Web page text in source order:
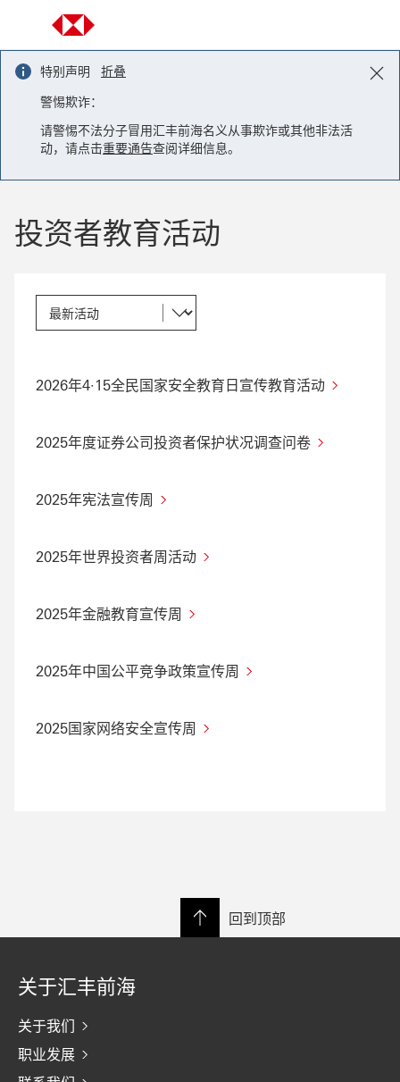
特别声明 折叠
警惕欺诈：
请警惕不法分子冒用汇丰前海名义从事欺诈或其他非法活
动，请点击重要通告查阅详细信息。
投资者教育活动
2026年4·15全民国家安全教育日宣传教育活动
2025年度证券公司投资者保护状况调查问卷
2025年宪法宣传周
2025年世界投资者周活动
2025年金融教育宣传周
2025年中国公平竞争政策宣传周
2025国家网络安全宣传周
回到顶部
关于汇丰前海
关于我们
职业发展